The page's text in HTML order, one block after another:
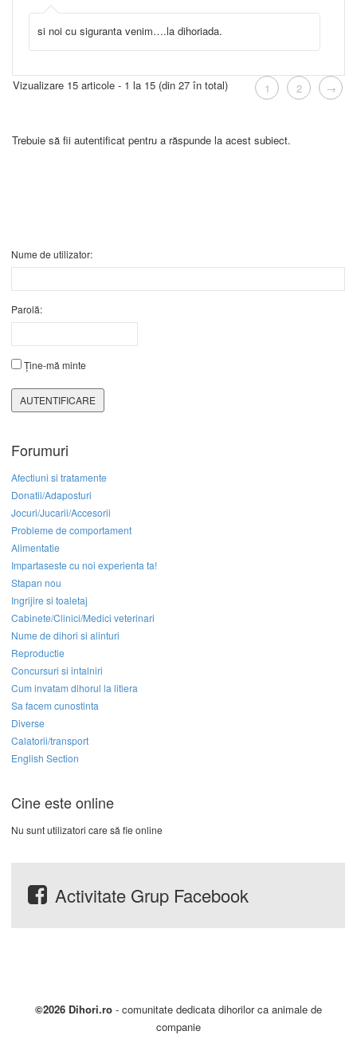
si noi cu siguranta venim….la dihoriada.
Vizualizare 15 articole - 1 la 15 (din 27 în total) 1 2 →
Trebuie să fii autentificat pentru a răspunde la acest subiect.
Nume de utilizator:
Parolă:
Ține-mă minte
AUTENTIFICARE
Forumuri
Afectiuni si tratamente
Donatii/Adaposturi
Jocuri/Jucarii/Accesorii
Probleme de comportament
Alimentatie
Impartaseste cu noi experienta ta!
Stapan nou
Ingrijire si toaletaj
Cabinete/Clinici/Medici veterinari
Nume de dihori si alinturi
Reproductie
Concursuri si intalniri
Cum invatam dihorul la litiera
Sa facem cunostinta
Diverse
Calatorii/transport
English Section
Cine este online
Nu sunt utilizatori care să fie online
Activitate Grup Facebook
©2026 Dihori.ro - comunitate dedicata dihorilor ca animale de
companie